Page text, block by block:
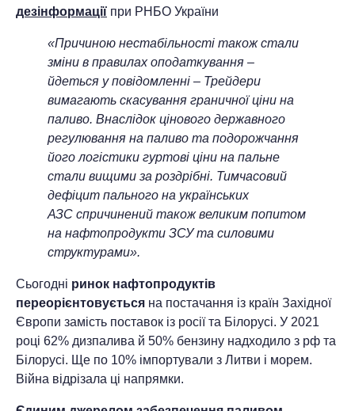
дезінформації при РНБО України
«Причиною нестабільності також стали
зміни в правилах оподаткування –
йдеться у повідомленні – Трейдери
вимагають скасування граничної ціни на
паливо. Внаслідок цінового державного
регулювання на паливо та подорожчання
його логістики гуртові ціни на пальне
стали вищими за роздрібні. Тимчасовий
дефіцит пального на українських
АЗС спричинений також великим попитом
на нафтопродукти ЗСУ та силовими
структурами».
Сьогодні ринок нафтопродуктів
переорієнтовується на постачання із країн Західної
Європи замість поставок із росії та Білорусі. У 2021
році 62% дизпалива й 50% бензину надходило з рф та
Білорусі. Ще по 10% імпортували з Литви і морем.
Війна відрізала ці напрямки.